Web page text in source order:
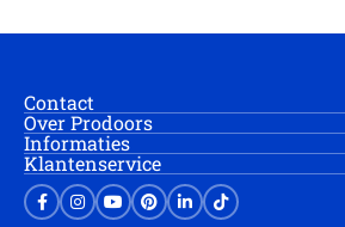
Contact
Over Prodoors
Informaties
Klantenservice